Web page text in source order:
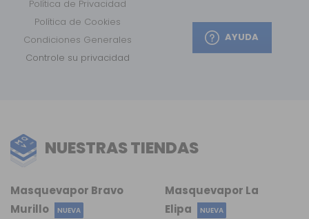
Política de Privacidad
Política de Cookies
Condiciones Generales
Controle su privacidad
AYUDA
NUESTRAS TIENDAS
Masquevapor La
Elipa
NUEVA
Masquevapor Bravo
Murillo
NUEVA